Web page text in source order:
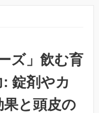
ズ」飲む育
錠剤やカ
と頭皮の